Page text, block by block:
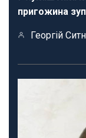
пригожина
Георгій